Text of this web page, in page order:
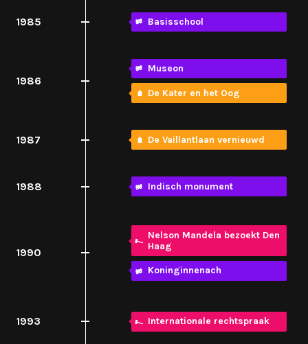
1985 Basisschool
1986
Museon
De Kater en het Oog
1987 De Vaillantlaan vernieuwd
1988 Indisch monument
1990
Nelson Mandela bezoekt Den
Haag
Koninginnenach
1993 Internationale rechtspraak